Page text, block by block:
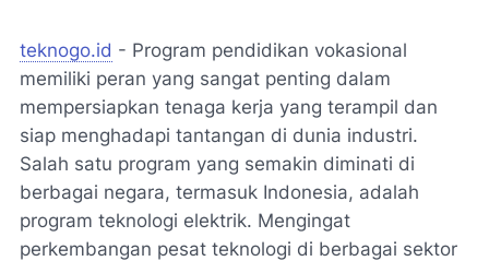
teknogo.id - Program pendidikan vokasional
memiliki peran yang sangat penting dalam
mempersiapkan tenaga kerja yang terampil dan
siap menghadapi tantangan di dunia industri.
Salah satu program yang semakin diminati di
berbagai negara, termasuk Indonesia, adalah
program teknologi elektrik. Mengingat
perkembangan pesat teknologi di berbagai sektor